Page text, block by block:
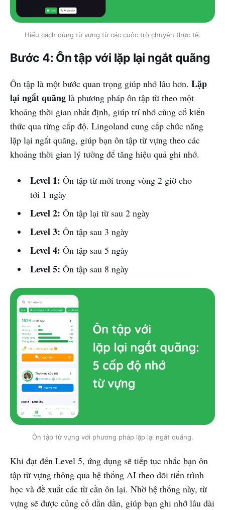
Hiểu cách dùng từ vựng từ các cuộc trò chuyện thực tế.
Bước 4: Ôn tập với lặp lại ngắt quãng
Ôn tập là một bước quan trọng giúp nhớ lâu hơn. Lặp
lại ngắt quãng là phương pháp ôn tập từ theo một
khoảng thời gian nhất định, giúp trí nhớ củng cố kiến
thức qua từng cấp độ. Lingoland cung cấp chức năng
lặp lại ngắt quãng, giúp bạn ôn tập từ vựng theo các
khoảng thời gian lý tưởng để tăng hiệu quả ghi nhớ.
Level 1: Ôn tập từ mới trong vòng 2 giờ cho
tới 1 ngày
Level 2: Ôn tập lại từ sau 2 ngày
Level 3: Ôn tập sau 3 ngày
Level 4: Ôn tập sau 5 ngày
Level 5: Ôn tập sau 8 ngày
Ôn tập từ vựng với phương pháp lặp lại ngắt quãng.
Khi đạt đến Level 5, ứng dụng sẽ tiếp tục nhắc bạn ôn
tập từ vựng thông qua hệ thống AI theo dõi tiến trình
học và đề xuất các từ cần ôn lại. Nhờ hệ thống này, từ
vựng sẽ được củng cố dần dần, giúp bạn ghi nhớ lâu dài